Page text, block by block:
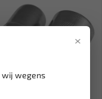
×
wij wegens